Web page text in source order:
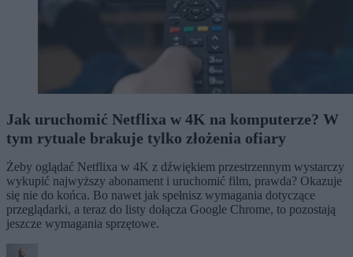
Jak uruchomić Netflixa w 4K na komputerze? W
tym rytuale brakuje tylko złożenia ofiary
Żeby oglądać Netflixa w 4K z dźwiękiem przestrzennym wystarczy
wykupić najwyższy abonament i uruchomić film, prawda? Okazuje
się nie do końca. Bo nawet jak spełnisz wymagania dotyczące
przeglądarki, a teraz do listy dołącza Google Chrome, to pozostają
jeszcze wymagania sprzętowe.